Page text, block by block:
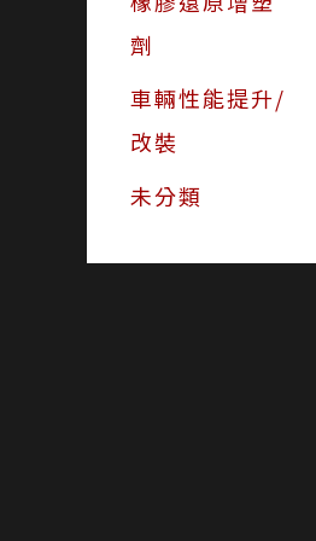
劑
車輛性能提升/
改裝
未分類